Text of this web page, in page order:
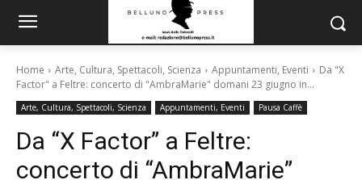
Home Arte, Cultura, Spettacoli, Scienza Appuntamenti, Eventi
Da "X
Factor" a Feltre: concerto di "AmbraMarie" domani 23 giugno in...
Arte, Cultura, Spettacoli, Scienza Appuntamenti, Eventi Pausa Caffè
Da “X Factor” a Feltre:
concerto di “AmbraMarie”